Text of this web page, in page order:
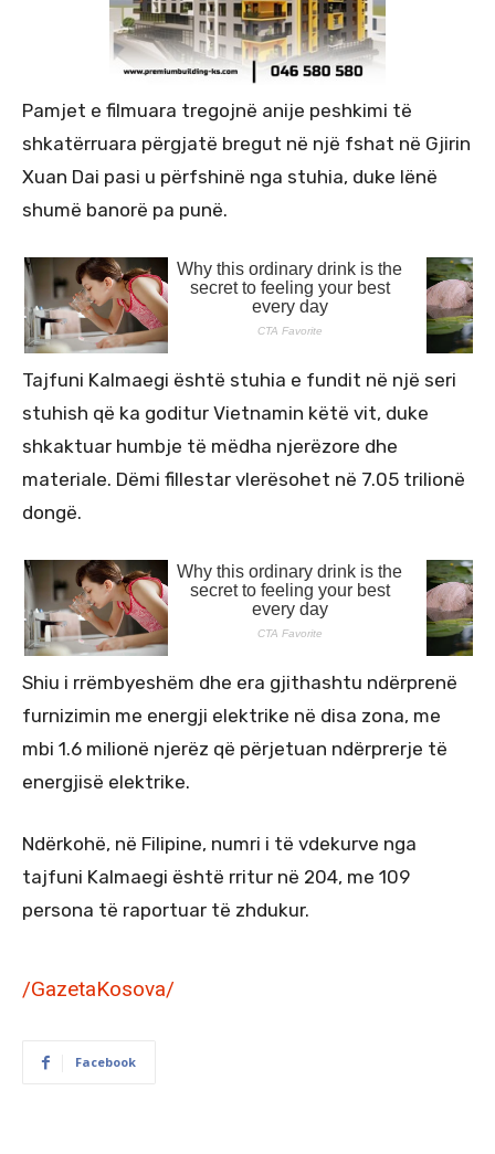
Pamjet e filmuara tregojnë anije peshkimi të
shkatërruara përgjatë bregut në një fshat në Gjirin
Xuan Dai pasi u përfshinë nga stuhia, duke lënë
shumë banorë pa punë.
Tajfuni Kalmaegi është stuhia e fundit në një seri
stuhish që ka goditur Vietnamin këtë vit, duke
shkaktuar humbje të mëdha njerëzore dhe
materiale. Dëmi fillestar vlerësohet në 7.05 trilionë
dongë.
Shiu i rrëmbyeshëm dhe era gjithashtu ndërprenë
furnizimin me energji elektrike në disa zona, me
mbi 1.6 milionë njerëz që përjetuan ndërprerje të
energjisë elektrike.
Ndërkohë, në Filipine, numri i të vdekurve nga
tajfuni Kalmaegi është rritur në 204, me 109
persona të raportuar të zhdukur.
/GazetaKosova/
Facebook